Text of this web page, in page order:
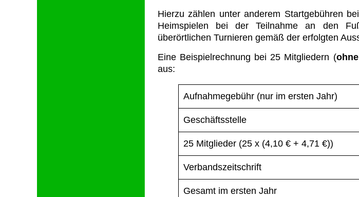
Hierzu zählen unter anderem Startgebühren
Heimspielen bei der Teilnahme an den
überörtlichen Turnieren gemäß der erfolgten
Eine Beispielrechnung bei 25 Mitgliedern (
aus:
Aufnahmegebühr (nur im ersten Jahr)
Geschäftsstelle
25 Mitglieder (25 x (4,10 € + 4,71 €))
Verbandszeitschrift
Gesamt im ersten Jahr